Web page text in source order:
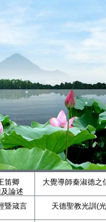
笛卿
論述
大覺導師秦淑德之
暨箴言 天德聖教光訓(